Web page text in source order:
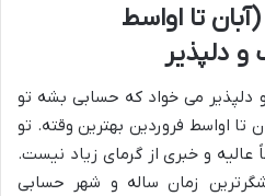
تا اواسط
دلپذیر
دلپذیر می خواد که حسابی بشه تو
تا اواسط فروردین بهترین وقته. تو
عالیه و خبری از گرمای زیاد نیست.
زمان ساله و شهر حسابی